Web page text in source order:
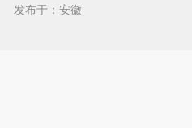
发布于：安徽